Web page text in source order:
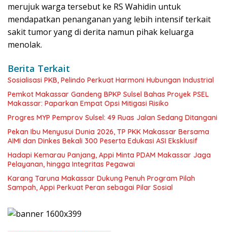
merujuk warga tersebut ke RS Wahidin untuk
mendapatkan penanganan yang lebih intensif terkait
sakit tumor yang di derita namun pihak keluarga
menolak.
Berita Terkait
Sosialisasi PKB, Pelindo Perkuat Harmoni Hubungan Industrial
Pemkot Makassar Gandeng BPKP Sulsel Bahas Proyek PSEL
Makassar: Paparkan Empat Opsi Mitigasi Risiko
Progres MYP Pemprov Sulsel: 49 Ruas Jalan Sedang Ditangani
Pekan Ibu Menyusui Dunia 2026, TP PKK Makassar Bersama
AIMI dan Dinkes Bekali 300 Peserta Edukasi ASI Eksklusif
Hadapi Kemarau Panjang, Appi Minta PDAM Makassar Jaga
Pelayanan, hingga Integritas Pegawai
Karang Taruna Makassar Dukung Penuh Program Pilah
Sampah, Appi Perkuat Peran sebagai Pilar Sosial